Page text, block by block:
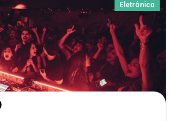
Eletrônico